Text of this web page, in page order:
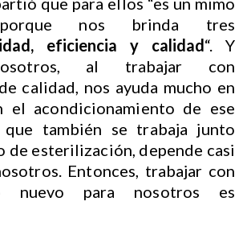
nos brinda tres
eficiencia y calidad“. Y
al trabajar con
calidad, nos ayuda mucho en
el acondicionamiento de ese
que también se trabaja junto
de esterilización, depende casi
Entonces, trabajar con
nuevo para nosotros es